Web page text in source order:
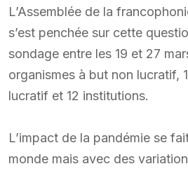
L’Assemblée de la
s’est penchée sur cette
sondage entre les 19 et 27
organismes à but non lucratif,
lucratif et 12 institutions.
L’impact de la pandémie se
monde mais avec des